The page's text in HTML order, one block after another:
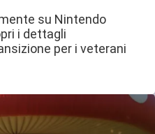
su Nintendo
i dettagli
per i veterani